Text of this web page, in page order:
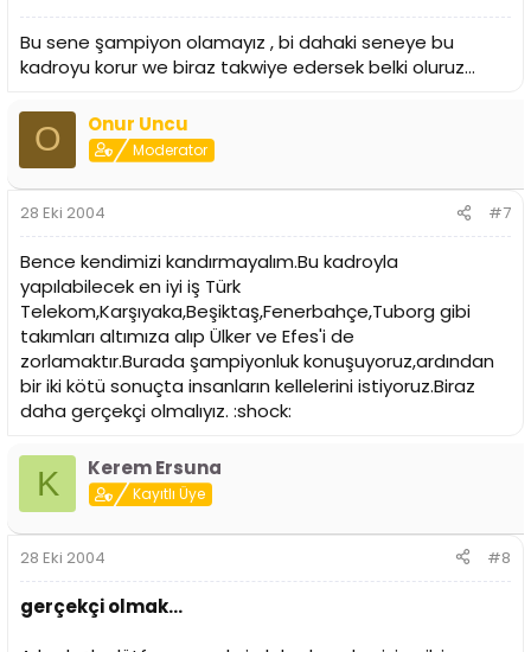
Bu sene şampiyon olamayız , bi dahaki seneye bu
kadroyu korur we biraz takwiye edersek belki oluruz...
O Onur Uncu
Moderator
28 Eki 2004 #7
Bence kendimizi kandırmayalım.Bu kadroyla
yapılabilecek en iyi iş Türk
Telekom,Karşıyaka,Beşiktaş,Fenerbahçe,Tuborg gibi
takımları altımıza alıp Ülker ve Efes'i de
zorlamaktır.Burada şampiyonluk konuşuyoruz,ardından
bir iki kötü sonuçta insanların kellelerini istiyoruz.Biraz
daha gerçekçi olmalıyız. :shock:
K Kerem Ersuna
Kayıtlı Üye
28 Eki 2004 #8
gerçekçi olmak...